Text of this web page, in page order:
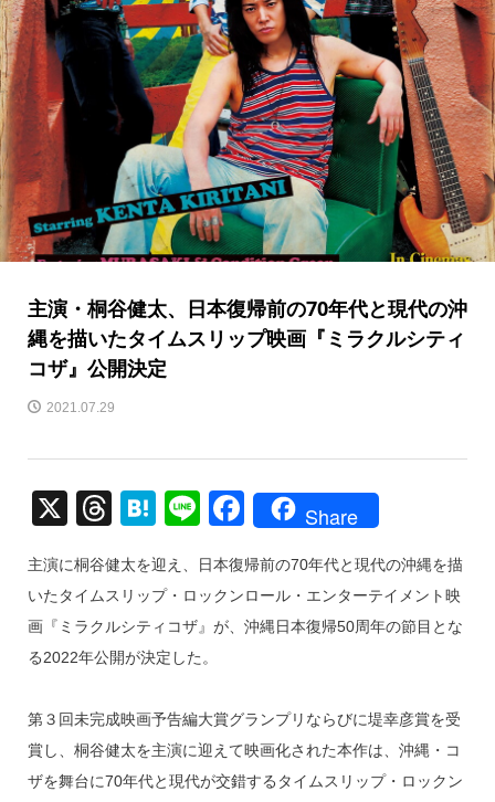
主演・桐谷健太、日本復帰前の70年代と現代の沖
縄を描いたタイムスリップ映画『ミラクルシティ
コザ』公開決定
2021.07.29
X
T
e
a
d
H
e
n
a
Li
e
F
c
e
o
k
Share
主演に桐谷健太を迎え、日本復帰前の70年代と現代の沖縄を描
いたタイムスリップ・ロックンロール・エンターテイメント映
画『ミラクルシティコザ』が、沖縄日本復帰50周年の節目とな
る2022年公開が決定した。
第３回未完成映画予告編大賞グランプリならびに堤幸彦賞を受
賞し、桐谷健太を主演に迎えて映画化された本作は、沖縄・コ
ザを舞台に70年代と現代が交錯するタイムスリップ・ロックン